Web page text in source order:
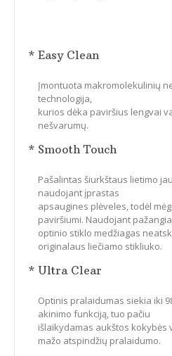
* Easy Clean
Įmontuota makromolekulinių
technologija,
kurios dėka paviršius lengvai
nešvarumų.
* Smooth Touch
Pašalintas šiurkštaus lietimo
naudojant įprastas
apsaugines plėveles, todėl
paviršiumi. Naudojant
optinio stiklo medžiagas
originalaus liečiamo stikliuko.
* Ultra Clear
Optinis pralaidumas siekia iki
akinimo funkciją, tuo pačiu
išlaikydamas aukštos kokybės
mažo atspindžių pralaidumo.